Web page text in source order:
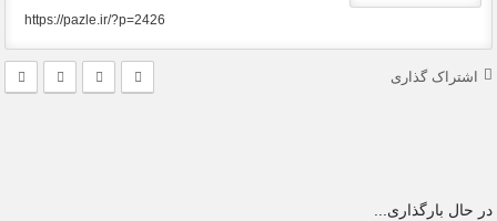
اشتراک گذاری
در حال بارگذاری...